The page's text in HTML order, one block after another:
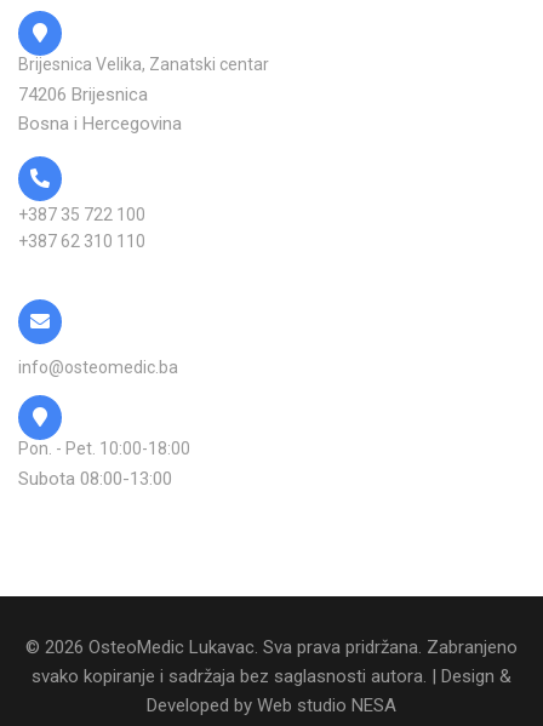
Brijesnica Velika, Zanatski centar
74206 Brijesnica
Bosna i Hercegovina
+387 35 722 100
+387 62 310 110
info@osteomedic.ba
Pon. - Pet. 10:00-18:00
Subota 08:00-13:00
© 2026 OsteoMedic Lukavac. Sva prava pridržana. Zabranjeno
svako kopiranje i sadržaja bez saglasnosti autora. | Design &
Developed by Web studio NESA